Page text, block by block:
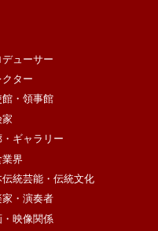
デューサー
クター
館・領事館
家
・ギャラリー
界
伝統芸能・伝統文化
家・演奏者
・映像関係